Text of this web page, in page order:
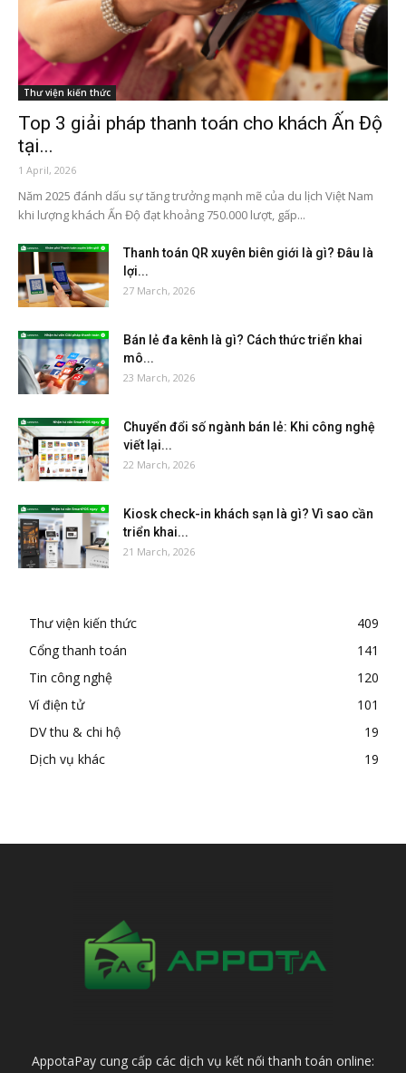
Thư viện kiến thức
Top 3 giải pháp thanh toán cho khách Ấn Độ
tại...
1 April, 2026
Năm 2025 đánh dấu sự tăng trưởng mạnh mẽ của du lịch Việt Nam
khi lượng khách Ấn Độ đạt khoảng 750.000 lượt, gấp...
Thanh toán QR xuyên biên giới là gì? Đâu là
lợi...
27 March, 2026
Bán lẻ đa kênh là gì? Cách thức triển khai
mô...
23 March, 2026
Chuyển đổi số ngành bán lẻ: Khi công nghệ
viết lại...
22 March, 2026
Kiosk check-in khách sạn là gì? Vì sao cần
triển khai...
21 March, 2026
Thư viện kiến thức
409
Cổng thanh toán
141
Tin công nghệ
120
Ví điện tử
101
DV thu & chi hộ
19
Dịch vụ khác
19
AppotaPay cung cấp các dịch vụ kết nối thanh toán online: